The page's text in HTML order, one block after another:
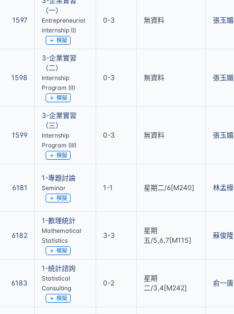
1597
（一）
Entrepreneurial
internship (I)
模擬
0-3 無資料 張玉媚
1598
3-企業實習
（二）
Internship
Program (II)
模擬
0-3 無資料 張玉媚
1599
3-企業實習
（三）
Internship
Program (III)
模擬
0-3 無資料 張玉媚
6181
1-專題討論
Seminar
模擬
1-1 星期二/6[M240] 林孟樺
6182
1-數理統計
Mathematical
Statistics
模擬
3-3
星期
五/5,6,7[M115]
蘇俊隆
6183
1-統計諮詢
Statistical
Consulting
模擬
0-2
星期
二/3,4[M242]
俞一唐